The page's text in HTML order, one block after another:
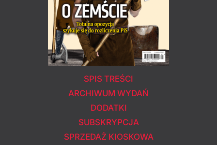
SPIS TREŚCI
ARCHIWUM WYDAŃ
DODATKI
SUBSKRYPCJA
SPRZEDAŻ KIOSKOWA